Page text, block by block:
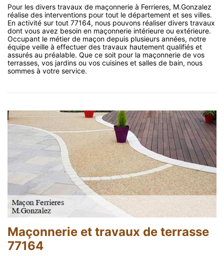
Pour les divers travaux de maçonnerie à Ferrieres, M.Gonzalez
réalise des interventions pour tout le département et ses villes.
En activité sur tout 77164, nous pouvons réaliser divers travaux
dont vous avez besoin en maçonnerie intérieure ou extérieure.
Occupant le métier de maçon depuis plusieurs années, notre
équipe veille à effectuer des travaux hautement qualifiés et
assurés au préalable. Que ce soit pour la maçonnerie de vos
terrasses, vos jardins ou vos cuisines et salles de bain, nous
sommes à votre service.
Maçonnerie et travaux de terrasse
77164